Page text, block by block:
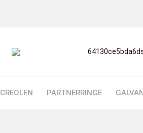
CREOLEN PARTNERRINGE